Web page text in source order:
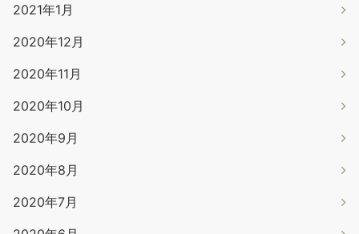
2021年1月
2020年12月
2020年11月
2020年10月
2020年9月
2020年8月
2020年7月